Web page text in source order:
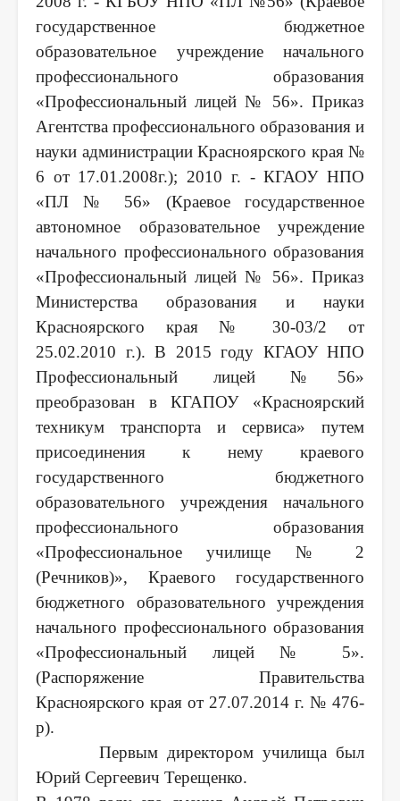
государственное бюджетное
образовательное учреждение начального
профессионального образования
«Профессиональный лицей № 56». Приказ
Агентства профессионального образования и
науки администрации Красноярского края №
6 от 17.01.2008г.); 2010 г. - КГАОУ НПО
«ПЛ № 56» (Краевое государственное
автономное образовательное учреждение
начального профессионального образования
«Профессиональный лицей № 56». Приказ
Министерства образования и науки
Красноярского края № 30-03/2 от
25.02.2010 г.). В 2015 году КГАОУ НПО
Профессиональный лицей №56»
преобразован в КГАПОУ «Красноярский
техникум транспорта и сервиса» путем
присоединения к нему краевого
государственного бюджетного
образовательного учреждения начального
профессионального образования
«Профессиональное училище № 2
(Речников)», Краевого государственного
бюджетного образовательного учреждения
начального профессионального образования
«Профессиональный лицей № 5».
(Распоряжение Правительства
Красноярского края от 27.07.2014 г. № 476-
р).
Первым директором училища был
Юрий Сергеевич Терещенко.